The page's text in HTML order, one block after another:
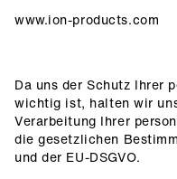
www.ion-products.com
Da uns der Schutz Ihrer
wichtig ist, halten wir
Verarbeitung Ihrer
die gesetzlichen
und der EU-DSGVO.